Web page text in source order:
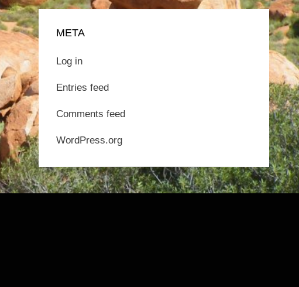
META
Log in
Entries feed
Comments feed
WordPress.org